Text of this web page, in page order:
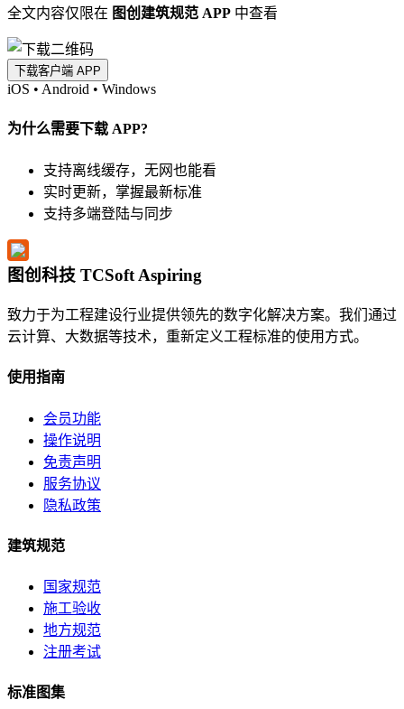
全文内容仅限在 图创建筑规范 APP 中查看
下载客户端 APP
iOS • Android • Windows
为什么需要下载 APP?
支持离线缓存，无网也能看
实时更新，掌握最新标准
支持多端登陆与同步
图创科技 TCSoft Aspiring
致力于为工程建设行业提供领先的数字化解决方案。我们通过
云计算、大数据等技术，重新定义工程标准的使用方式。
使用指南
会员功能
操作说明
免责声明
服务协议
隐私政策
建筑规范
国家规范
施工验收
地方规范
注册考试
标准图集